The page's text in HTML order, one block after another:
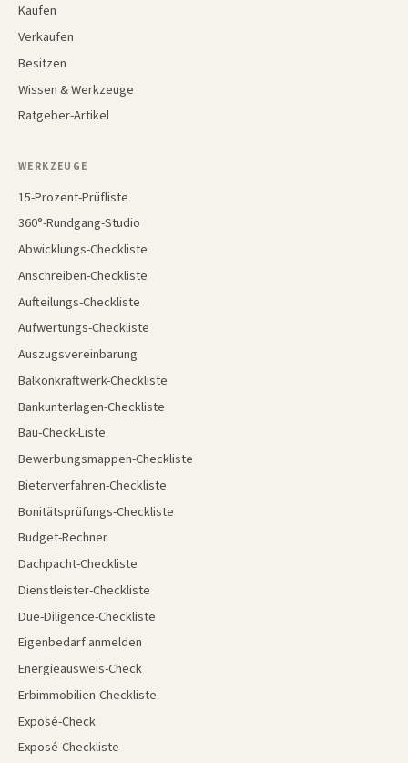
Kaufen
Verkaufen
Besitzen
Wissen & Werkzeuge
Ratgeber-Artikel
WERKZEUGE
15-Prozent-Prüfliste
360°-Rundgang-Studio
Abwicklungs-Checkliste
Anschreiben-Checkliste
Aufteilungs-Checkliste
Aufwertungs-Checkliste
Auszugsvereinbarung
Balkonkraftwerk-Checkliste
Bankunterlagen-Checkliste
Bau-Check-Liste
Bewerbungsmappen-Checkliste
Bieterverfahren-Checkliste
Bonitätsprüfungs-Checkliste
Budget-Rechner
Dachpacht-Checkliste
Dienstleister-Checkliste
Due-Diligence-Checkliste
Eigenbedarf anmelden
Energieausweis-Check
Erbimmobilien-Checkliste
Exposé-Check
Exposé-Checkliste